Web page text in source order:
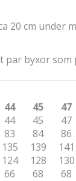
20 cm under
par byxor som
44 45 47
44 45 47
83 84 86
135 139 141
124 128 130
66 68 68